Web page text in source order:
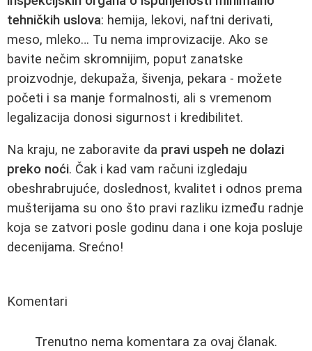
tehničkih uslova: hemija, lekovi, naftni derivati,
meso, mleko… Tu nema improvizacije. Ako se
bavite nečim skromnijim, poput zanatske
proizvodnje, dekupaža, šivenja, pekara - možete
početi i sa manje formalnosti, ali s vremenom
legalizacija donosi sigurnost i kredibilitet.
Na kraju, ne zaboravite da pravi uspeh ne dolazi
preko noći. Čak i kad vam računi izgledaju
obeshrabrujuće, doslednost, kvalitet i odnos prema
mušterijama su ono što pravi razliku između radnje
koja se zatvori posle godinu dana i one koja posluje
decenijama. Srećno!
Komentari
Trenutno nema komentara za ovaj članak.